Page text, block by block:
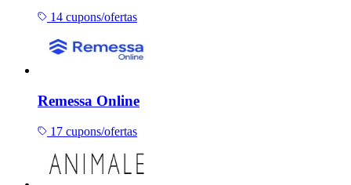
14 cupons/ofertas
Remessa Online
17 cupons/ofertas